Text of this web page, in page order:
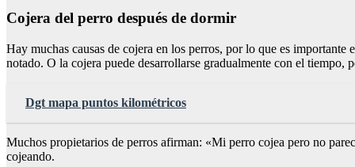
Cojera del perro después de dormir
Hay muchas causas de cojera en los perros, por lo que es
notado. O la cojera puede desarrollarse gradualmente con el tiempo,
Dgt mapa puntos kilométricos
Muchos propietarios de perros afirman: «Mi perro cojea pero no
cojeando.